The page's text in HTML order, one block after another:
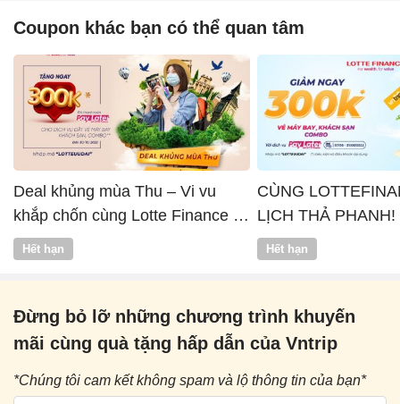
Coupon khác bạn có thể quan tâm
Deal khủng mùa Thu – Vi vu
khắp chốn cùng Lotte Finance x
Vntrip
Hết hạn
CÙNG
LỊCH THẢ PHANH!
Hết hạn
Đừng bỏ lỡ những chương trình khuyến
mãi cùng quà tặng hấp dẫn của Vntrip
*Chúng tôi cam kết không spam và lộ thông tin của bạn*